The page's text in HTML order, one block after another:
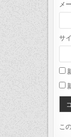
メ
サ
こ